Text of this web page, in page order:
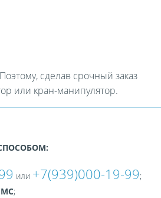
сделав срочный заказ
или кран-манипулятор.
или +7(939)000-19-99;
;